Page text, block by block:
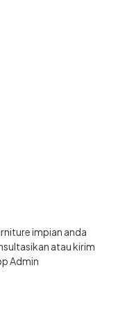
impian anda
atau kirim
Admin